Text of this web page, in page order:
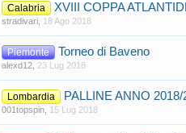
Calabria XVIII COPPA
stradivari 18 Ago 2018
Piemonte Torneo di Baveno
alexd12 23 Lug 2018
Lombardia PALLINE ANNO 2018/
001topspin 15 Lug 2018